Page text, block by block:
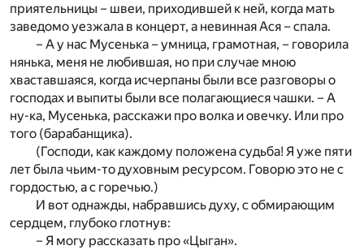
приятельницы – швеи, приходившей к ней, когда мать
заведомо уезжала в концерт, а невинная Ася – спала.
– А у нас Мусенька – умница, грамотная, – говорила
нянька, меня не любившая, но при случае мною
хваставшаяся, когда исчерпаны были все разговоры о
господах и выпиты были все полагающиеся чашки. – А
ну-ка, Мусенька, расскажи про волка и овечку. Или про
того (барабанщика).
(Господи, как каждому положена судьба! Я уже пяти
лет была чьим-то духовным ресурсом. Говорю это не с
гордостью, а с горечью.)
И вот однажды, набравшись духу, с обмирающим
сердцем, глубоко глотнув:
– Я могу рассказать про «Цыган».